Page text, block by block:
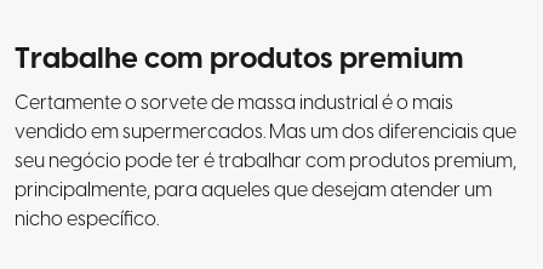
Trabalhe com produtos premium
Certamente o sorvete de massa industrial é o mais
vendido em supermercados. Mas um dos diferenciais que
seu negócio pode ter étrabalhar com produtos premium,
principalmente, para aqueles que desejam atender um
nicho específico.